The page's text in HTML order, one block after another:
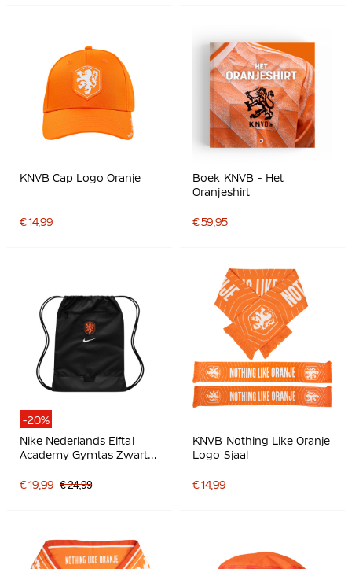
KNVB Cap Logo Oranje
€ 14,99
Boek KNVB - Het
Oranjeshirt
€ 59,95
-20%
Nike Nederlands Elftal
Academy Gymtas Zwart
€ 19,99 € 24,99
KNVB Nothing Like Oranje
Logo Sjaal
€ 14,99